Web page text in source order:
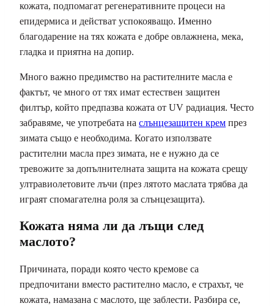
кожата, подпомагат регенеративните процеси на
епидермиса и действат успокояващо. Именно
благодарение на тях кожата е добре овлажнена, мека,
гладка и приятна на допир.
Много важно предимство на растителните масла е
фактът, че много от тях имат естествен защитен
филтър, който предпазва кожата от UV радиация. Често
забравяме, че употребата на слънцезащитен крем през
зимата също е необходима. Когато използвате
растителни масла през зимата, не е нужно да се
тревожите за допълнителната защита на кожата срещу
ултравиолетовите лъчи (през лятото маслата трябва да
играят спомагателна роля за слънцезащита).
Кожата няма ли да лъщи след
маслото?
Причината, поради която често кремове са
предпочитани вместо растително масло, е страхът, че
кожата, намазана с маслото, ще заблести. Разбира се,